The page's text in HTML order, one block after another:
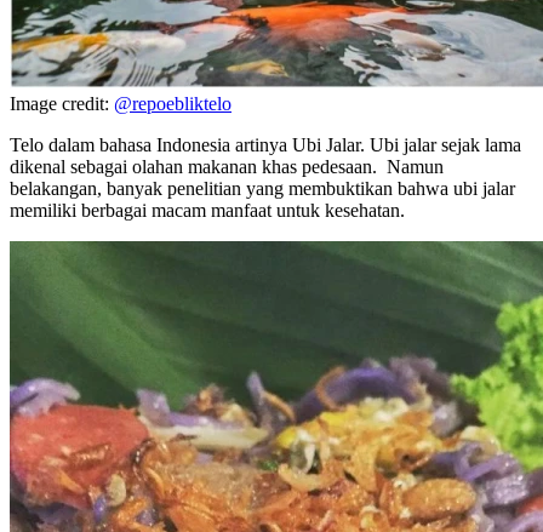
Image credit: @repoebliktelo
Telo dalam bahasa Indonesia artinya Ubi Jalar. Ubi jalar sejak lama
dikenal sebagai olahan makanan khas pedesaan. Namun
belakangan, banyak penelitian yang membuktikan bahwa ubi jalar
memiliki berbagai macam manfaat untuk kesehatan.